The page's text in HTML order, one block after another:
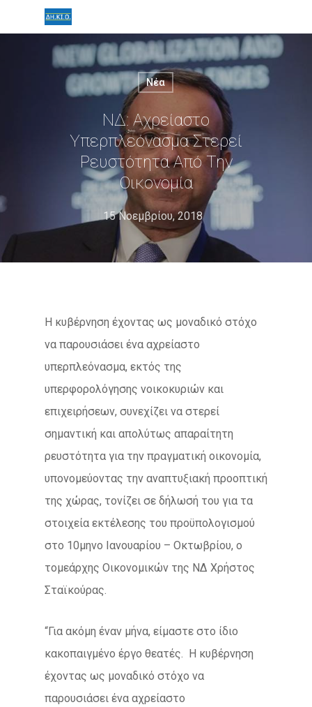
Νέα
ΝΔ: Αχρείαστο
Υπερπλεόνασμα Στερεί
Ρευστότητα Από Την
Οικονομία
15 Νοεμβρίου, 2018
Η κυβέρνηση έχοντας ως μοναδικό στόχο
να παρουσιάσει ένα αχρείαστο
υπερπλεόνασμα, εκτός της
υπερφορολόγησης νοικοκυριών και
επιχειρήσεων, συνεχίζει να στερεί
σημαντική και απολύτως απαραίτητη
ρευστότητα για την πραγματική οικονομία,
υπονομεύοντας την αναπτυξιακή προοπτική
της χώρας, τονίζει σε δήλωσή του για τα
στοιχεία εκτέλεσης του προϋπολογισμού
στο 10μηνο Ιανουαρίου – Οκτωβρίου, ο
τομεάρχης Οικονομικών της ΝΔ Χρήστος
Σταϊκούρας.
“Για ακόμη έναν μήνα, είμαστε στο ίδιο
κακοπαιγμένο έργο θεατές. Η κυβέρνηση
έχοντας ως μοναδικό στόχο να
παρουσιάσει ένα αχρείαστο